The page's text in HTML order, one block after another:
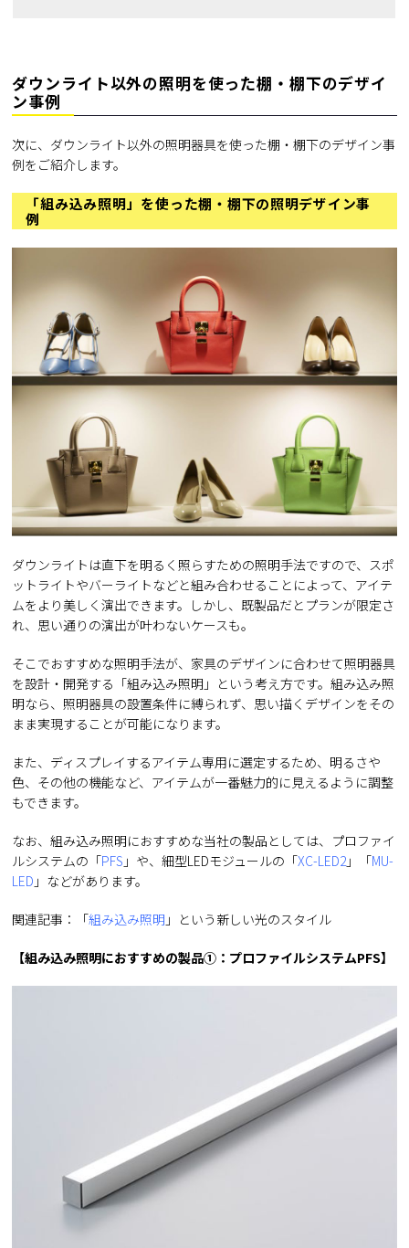
ダウンライト以外の照明を使った棚・棚下のデザイ
ン事例
次に、ダウンライト以外の照明器具を使った棚・棚下のデザイン事
例をご紹介します。
「組み込み照明」を使った棚・棚下の照明デザイン事
例
ダウンライトは直下を明るく照らすための照明手法ですので、スポ
ットライトやバーライトなどと組み合わせることによって、アイテ
ムをより美しく演出できます。しかし、既製品だとプランが限定さ
れ、思い通りの演出が叶わないケースも。
そこでおすすめな照明手法が、家具のデザインに合わせて照明器具
を設計・開発する「組み込み照明」という考え方です。組み込み照
明なら、照明器具の設置条件に縛られず、思い描くデザインをその
まま実現することが可能になります。
また、ディスプレイするアイテム専用に選定するため、明るさや
色、その他の機能など、アイテムが一番魅力的に見えるように調整
もできます。
なお、組み込み照明におすすめな当社の製品としては、プロファイ
ルシステムの「PFS 」や、細型LEDモジュールの「XC-LED2 」「MU-
LED 」などがあります。
関連記事：「組み込み照明 」という新しい光のスタイル
【組み込み照明におすすめの製品①：プロファイルシステムPFS】